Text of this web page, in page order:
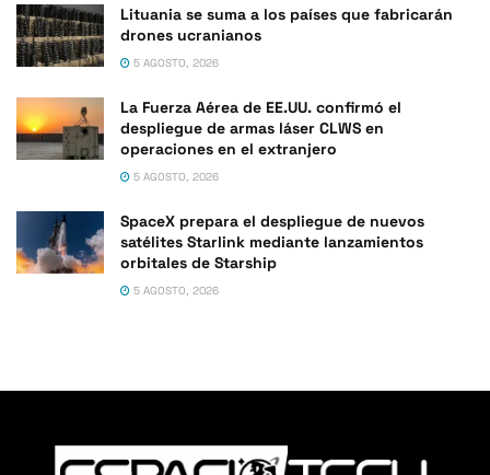
Lituania se suma a los países que fabricarán
drones ucranianos
5 AGOSTO, 2026
La Fuerza Aérea de EE.UU. confirmó el
despliegue de armas láser CLWS en
operaciones en el extranjero
5 AGOSTO, 2026
SpaceX prepara el despliegue de nuevos
satélites Starlink mediante lanzamientos
orbitales de Starship
5 AGOSTO, 2026